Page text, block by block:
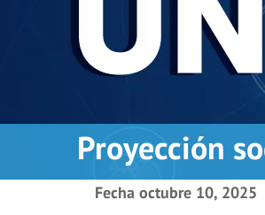
Proyección
Fecha octubre 10, 2025